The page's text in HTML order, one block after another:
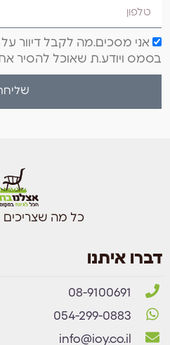
אני מסכים.מה לקבל דיוור על
בסמס ויודע.ת שאוכל להסיר
כל מה שצריכים
דברו איתנו
08-9100691
054-299-0883
info@ioy.co.il